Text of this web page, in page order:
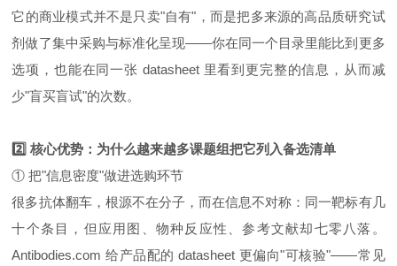
它的商业模式并不是只卖"自有"，而是把多来源的高品质研究试
剂做了集中采购与标准化呈现——你在同一个目录里能比到更多
选项，也能在同一张 datasheet 里看到更完整的信息，从而减
少"盲买盲试"的次数。
2️⃣ 核心优势：为什么越来越多课题组把它列入备选清单
① 把"信息密度"做进选购环节
很多抗体翻车，根源不在分子，而在信息不对称：同一靶标有几
十个条目，但应用图、物种反应性、参考文献却七零八落。
Antibodies.com 给产品配的 datasheet 更偏向"可核验"——常见